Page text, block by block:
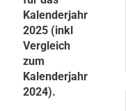
Kalenderjahr
2025 (inkl
Vergleich
zum
Kalenderjahr
2024).